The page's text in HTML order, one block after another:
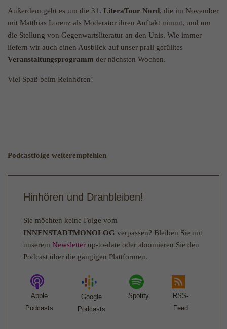
Außerdem geht es um die 31. LiteraTour Nord, die im November
mit Matthias Lorenz als Moderator ihren Auftakt nimmt, und um
die Stellung von Gegenwartsliteratur an den Unis. Wie immer
liefern wir auch einen Ausblick auf unser prall gefülltes
Veranstaltungsprogramm der nächsten Wochen.
Viel Spaß beim Reinhören!
Podcastfolge weiterempfehlen
Hinhören und Dranbleiben!
Sie möchten keine Folge vom
INNENSTADTMONOLOG verpassen? Bleiben Sie mit
unserem Newsletter up-to-date oder abonnieren Sie den
Podcast über die gängigen Plattformen.
Apple
Podcasts
Google
Podcasts
Spotify
RSS-
Feed
Sie jederzeit die Möglichkeit, das Tracking durch Matomo
abzulehnen.
Name _pk_id
Anbieter literaturhaus-hannover.de
Laufzeit 13 Monate
Name _pk_ses
Laufzeit 30 Minuten
Zweck
Kurzzeitiger Cookie, der verwendet wird, um
Daten für den Besuch vorübergehend zu
speichern.
Name _pk_ref
Anbieter literaturhaus-hannover.de
Cookie-Informationen anzeigen
Externe Inhalte
Wir verwenden auf unserer Website externe Inhalte, um Ihnen